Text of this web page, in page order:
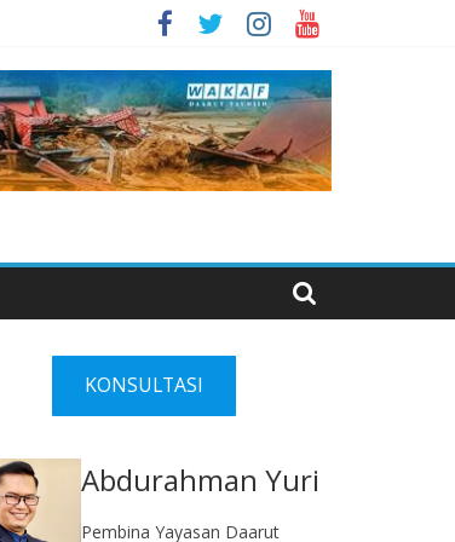
KONSULTASI
Abdurahman Yuri
Pembina Yayasan Daarut